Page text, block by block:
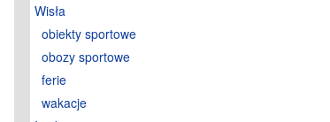
Wisła
obiekty sportowe
obozy sportowe
ferie
wakacje